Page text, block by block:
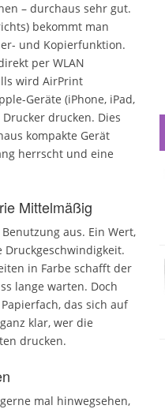
– durchaus sehr gut.
bekommt man
und Kopierfunktion.
per WLAN
wird AirPrint
Geräte (iPhone, iPad,
drucken. Dies
kompakte Gerät
herrscht und eine
Mittelmäßig
aus. Ein Wert,
in Farbe schafft der
lange warten. Doch
das sich auf
klar, wer die
drucken.
mal hinwegsehen,